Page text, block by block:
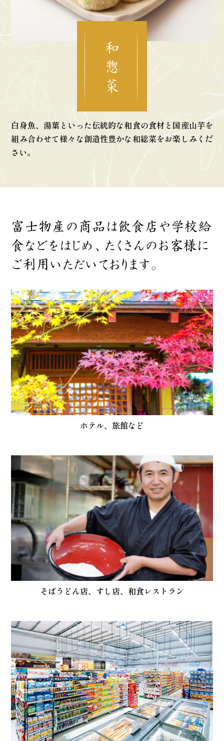
和 惣 菜
白身魚、湯葉といった伝統的な和食の食材と 国産山芋を
組み合わせて様々な創造性豊かな和総菜をお楽しみくだ
さい。
富士物産の商品は飲食店や学校給
食などをはじめ、 たくさんのお客様に
ご利用いただいております。
ホテル、旅館など
そばうどん店、すし店、和食レストラン